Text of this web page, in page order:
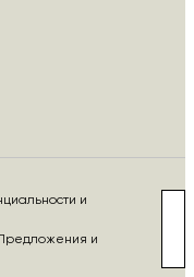
и
Предложения и